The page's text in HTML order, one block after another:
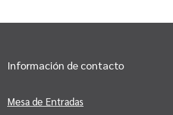
Información de contacto
Mesa de Entradas